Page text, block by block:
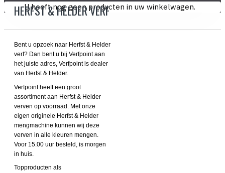
U heeft nog geen producten in uw winkelwagen.
HERFST & HELDER VERF
Bent u opzoek naar Herfst & Helder
verf? Dan bent u bij Verfpoint aan
het juiste adres, Verfpoint is dealer
van Herfst & Helder.
Verfpoint heeft een groot
assortiment aan Herfst & Helder
verven op voorraad. Met onze
eigen originele Herfst & Helder
mengmachine kunnen wij deze
verven in alle kleuren mengen.
Voor 15.00 uur besteld, is morgen
in huis.
Topproducten als